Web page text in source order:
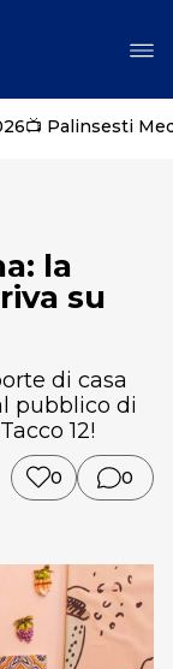
📺 Palinsesti
la
su
di casa
pubblico di
12!
0 0